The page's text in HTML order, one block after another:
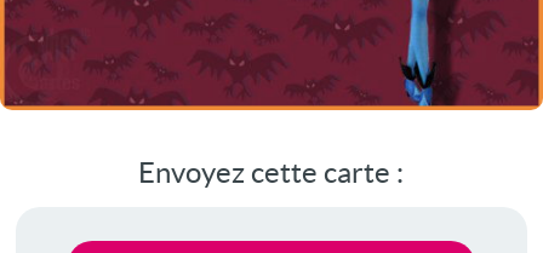
Envoyez cette carte :